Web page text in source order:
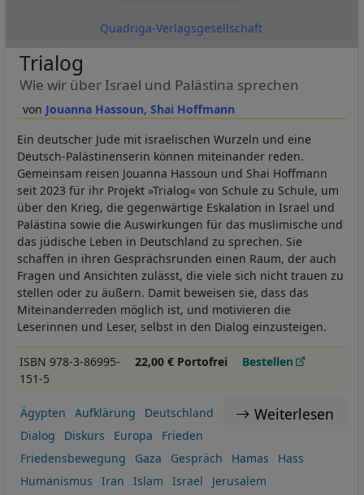
Quadriga-Verlagsgesellschaft
Jouanna Hassoun Shai Hoffmann
Trialog
Wie wir über Israel und Palästina sprechen
Ein deutscher Jude mit israelischen Wurzeln und eine
Deutsch-Palästinenserin können miteinander reden.
Gemeinsam reisen Jouanna Hassoun und Shai Hoffmann
seit 2023 für ihr Projekt »Trialog« von Schule zu Schule, um
über den Krieg, die gegenwärtige Eskalation in Israel und
Palästina sowie die Auswirkungen für das muslimische und
das jüdische Leben in Deutschland zu sprechen. Sie
schaffen in ihren Gesprächsrunden einen Raum, der auch
Fragen und Ansichten zulässt, die viele sich nicht trauen zu
stellen oder zu äußern. Damit beweisen sie, dass das
Miteinanderreden möglich ist, und motivieren die
Leserinnen und Leser, selbst in den Dialog einzusteigen.
ISBN 978-3-86995-
151-5
22,00 € Portofrei Bestellen
Weiterlesen
Ägypten Aufklärung
Deutschland
Dialog
Diskurs Europa
Frieden
Friedensbewegung
Gaza Gespräch Hamas
Hass
Humanismus
Iran Islam Israel
Jerusalem